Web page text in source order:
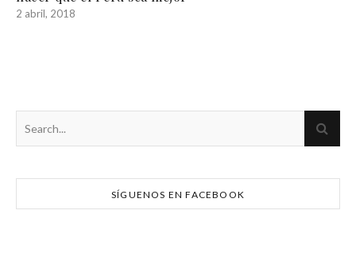
2 abril, 2018
SÍGUENOS EN FACEBOOK